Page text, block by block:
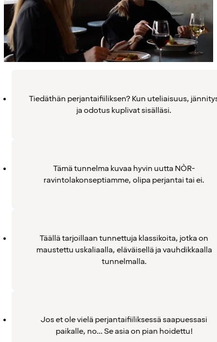
Tiedäthän perjantaifiiliksen? Kun uteliaisuus,
ja odotus kuplivat sisälläsi.
Tämä tunnelma kuvaa hyvin uutta NÒR-
ravintolakonseptiamme, olipa perjantai tai ei.
Täällä tarjoillaan tunnettuja klassikoita, jotka on
maustettu uskaliaalla, eläväisellä ja vauhdikkaalla
tunnelmalla.
Jos et ole vielä perjantaifiiliksessä saapuessasi
paikalle, no... Se asia on pian hoidettu!